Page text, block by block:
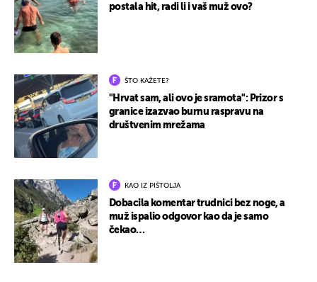
postala hit, radi li i vaš muž ovo?
ŠTO KAŽETE?
"Hrvat sam, ali ovo je sramota": Prizor s
granice izazvao burnu raspravu na
društvenim mrežama
KAO IZ PIŠTOLJA
Dobacila komentar trudnici bez noge, a
muž ispalio odgovor kao da je samo
čekao…